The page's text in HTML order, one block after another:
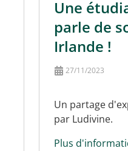
Une
parle de
Irlande !
27/11/2023
Un partage
par Ludivine.
Plus